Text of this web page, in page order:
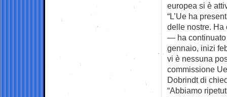
europea si è
“L’Ue ha
delle nostre. Ha
— ha continuato
gennaio, inizi
vi è nessuna
commissione
Dobrindt di
“Abbiamo